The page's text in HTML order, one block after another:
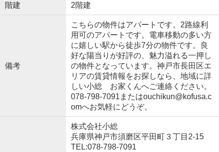
階建 2階建
備考
こちらの物件はアパートです。2路線利
用可のアパートです。電車移動の多い方
に嬉しい駅から徒歩7分の物件です。良
好な陽当りが好評の、魅力溢れる一押し
の物件となっています。神戸市長田区エ
リアの賃貸情報をお探しなら、地域に詳
しい小総 お家くんへご連絡ください。
078-798-7091またはouchikun@kofusa.c
omへお気軽にどうぞ。
株式会社小総
兵庫県神戸市須磨区平田町３丁目2-15
TEL:078-798-7091